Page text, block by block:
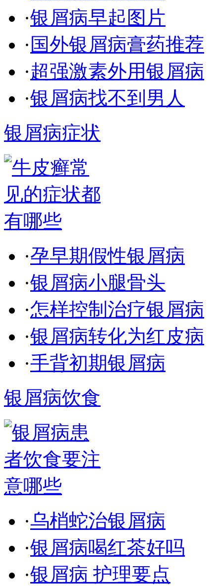
·银屑病早起图片
· 国外银屑病膏药推荐
·超强激素外用银屑病
·银屑病找不到男人
银屑病症状
·孕早期假性银屑病
·银屑病小腿骨头
·怎样控制治疗银屑病
·银屑病转化为红皮病
·手背初期银屑病
银屑病饮食
·乌梢蛇治银屑病
·银屑病喝红茶好吗
·银屑病 护理要点